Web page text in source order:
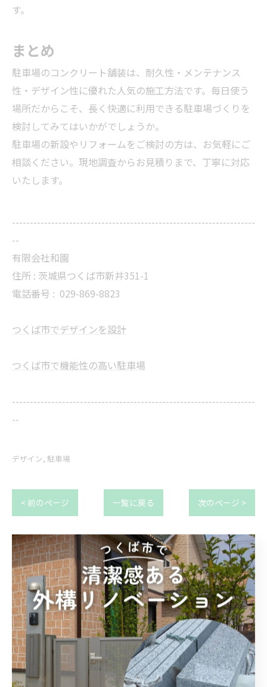
す。
まとめ
駐車場のコンクリート舗装は、耐久性・メンテナンス
性・デザイン性に優れた人気の施工方法です。毎日使う
場所だからこそ、長く快適に利用できる駐車場づくりを
検討してみてはいかがでしょうか。
駐車場の新設やリフォームをご検討の方は、お気軽にご
相談ください。現地調査からお見積りまで、丁寧に対応
いたします。
--------------------------------------------------------------------
--
有限会社和園
住所 : 茨城県つくば市新井351-1
電話番号 : 029-869-8823
つくば市でデザインを設計
つくば市で機能性の高い駐車場
--------------------------------------------------------------------
--
デザイン 駐車場
< 前のページ 一覧に戻る 次のページ >
関連タグ
#駐車場 #砂利
#土間コンクリート
#つくば
#牛久市 #デザイン
#庭づくり
#和園